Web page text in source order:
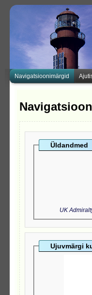
Navigatsioonimärgid
Üldandmed
UK
Ujuvmärgi